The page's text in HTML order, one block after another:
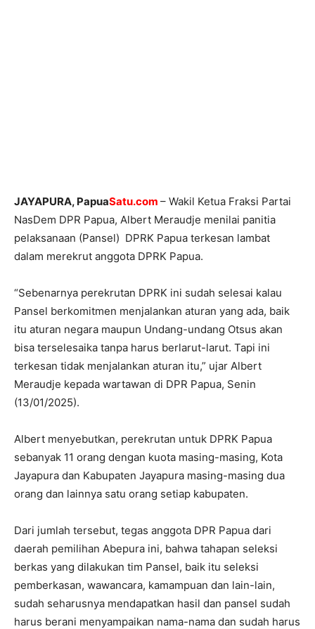
JAYAPURA, PapuaSatu.com – Wakil Ketua Fraksi Partai
NasDem DPR Papua, Albert Meraudje menilai panitia
pelaksanaan (Pansel) DPRK Papua terkesan lambat
dalam merekrut anggota DPRK Papua.
“Sebenarnya perekrutan DPRK ini sudah selesai kalau
Pansel berkomitmen menjalankan aturan yang ada, baik
itu aturan negara maupun Undang-undang Otsus akan
bisa terselesaika tanpa harus berlarut-larut. Tapi ini
terkesan tidak menjalankan aturan itu,” ujar Albert
Meraudje kepada wartawan di DPR Papua, Senin
(13/01/2025).
Albert menyebutkan, perekrutan untuk DPRK Papua
sebanyak 11 orang dengan kuota masing-masing, Kota
Jayapura dan Kabupaten Jayapura masing-masing dua
orang dan lainnya satu orang setiap kabupaten.
Dari jumlah tersebut, tegas anggota DPR Papua dari
daerah pemilihan Abepura ini, bahwa tahapan seleksi
berkas yang dilakukan tim Pansel, baik itu seleksi
pemberkasan, wawancara, kamampuan dan lain-lain,
sudah seharusnya mendapatkan hasil dan pansel sudah
harus berani menyampaikan nama-nama dan sudah harus